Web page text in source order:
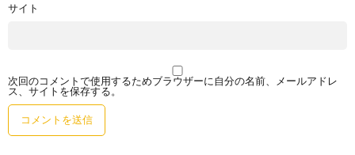
サイト
次回のコメントで使用するためブラウザーに自分の名前、メールアドレ
ス、サイトを保存する。